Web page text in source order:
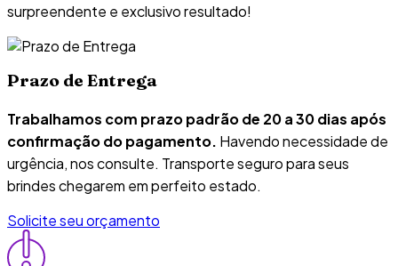
surpreendente e exclusivo resultado!
Prazo de Entrega
Trabalhamos com prazo padrão de 20 a 30 dias após
confirmação do pagamento. Havendo necessidade de
urgência, nos consulte. Transporte seguro para seus
brindes chegarem em perfeito estado.
Solicite seu orçamento